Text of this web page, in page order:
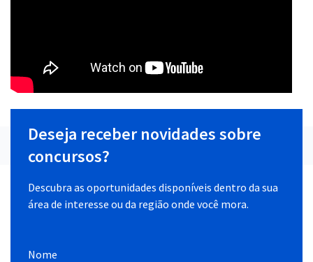
Deseja receber novidades sobre
concursos?
Descubra as oportunidades disponíveis dentro da sua
área de interesse ou da região onde você mora.
Nome